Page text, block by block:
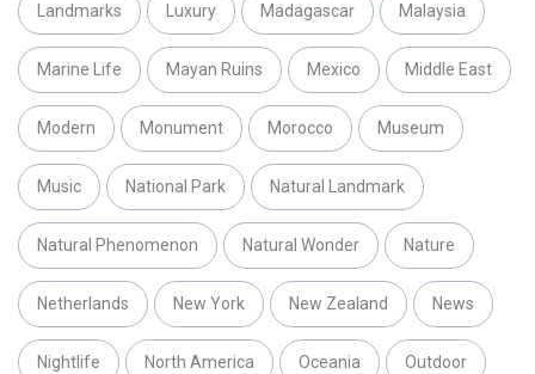
Landmarks Luxury Madagascar Malaysia
Marine Life Mayan Ruins Mexico Middle East
Modern Monument Morocco Museum
Music National Park Natural Landmark
Natural Phenomenon Natural Wonder Nature
Netherlands New York New Zealand News
Nightlife North America Oceania Outdoor